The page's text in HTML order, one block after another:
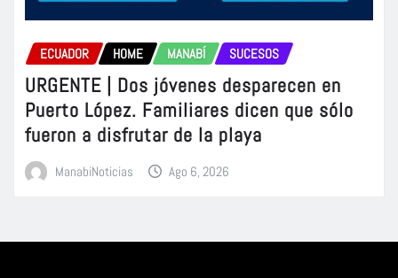
ECUADOR HOME MANABÍ SUCESOS
URGENTE | Dos jóvenes desparecen en
Puerto López. Familiares dicen que sólo
fueron a disfrutar de la playa
ManabiNoticias Ago 6, 2026